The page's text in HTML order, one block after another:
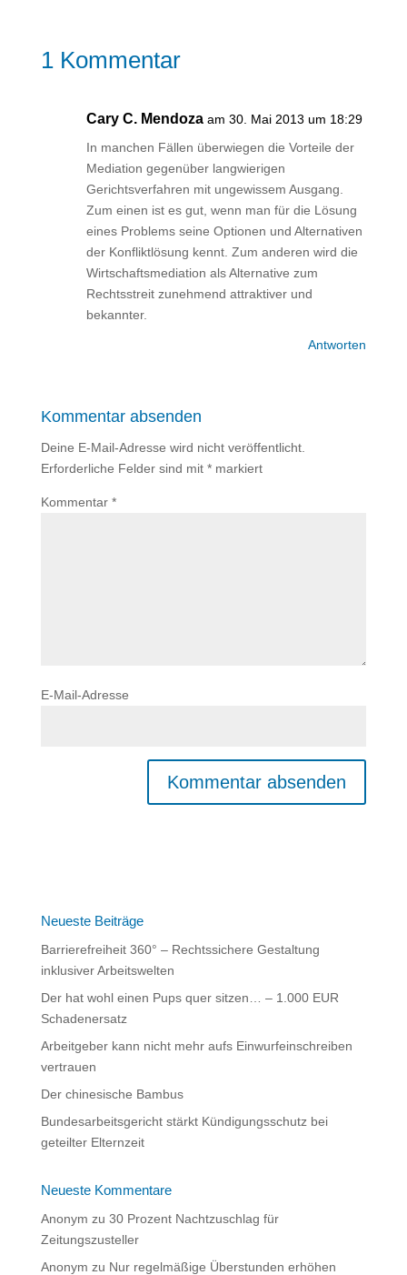
1 Kommentar
Cary C. Mendoza am 30. Mai 2013 um 18:29
In manchen Fällen überwiegen die Vorteile der
Mediation gegenüber langwierigen
Gerichtsverfahren mit ungewissem Ausgang.
Zum einen ist es gut, wenn man für die Lösung
eines Problems seine Optionen und Alternativen
der Konfliktlösung kennt. Zum anderen wird die
Wirtschaftsmediation als Alternative zum
Rechtsstreit zunehmend attraktiver und
bekannter.
Antworten
Kommentar absenden
Deine E-Mail-Adresse wird nicht veröffentlicht.
Erforderliche Felder sind mit *markiert
Kommentar *
E-Mail-Adresse
Neueste Beiträge
Barrierefreiheit 360° – Rechtssichere Gestaltung
inklusiver Arbeitswelten
Der hat wohl einen Pups quer sitzen… – 1.000 EUR
Schadenersatz
Arbeitgeber kann nicht mehr aufs Einwurfeinschreiben
vertrauen
Der chinesische Bambus
Bundesarbeitsgericht stärkt Kündigungsschutz bei
geteilter Elternzeit
Neueste Kommentare
Anonym zu 30 Prozent Nachtzuschlag für
Zeitungszusteller
Anonym zu Nur regelmäßige Überstunden erhöhen